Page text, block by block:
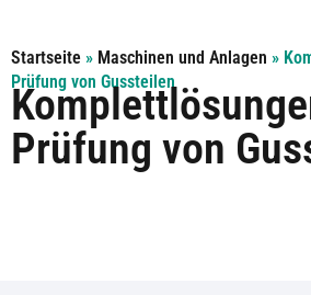
Startseite » Maschinen und Anlagen »
Prüfung von Gussteilen
Prüfung von